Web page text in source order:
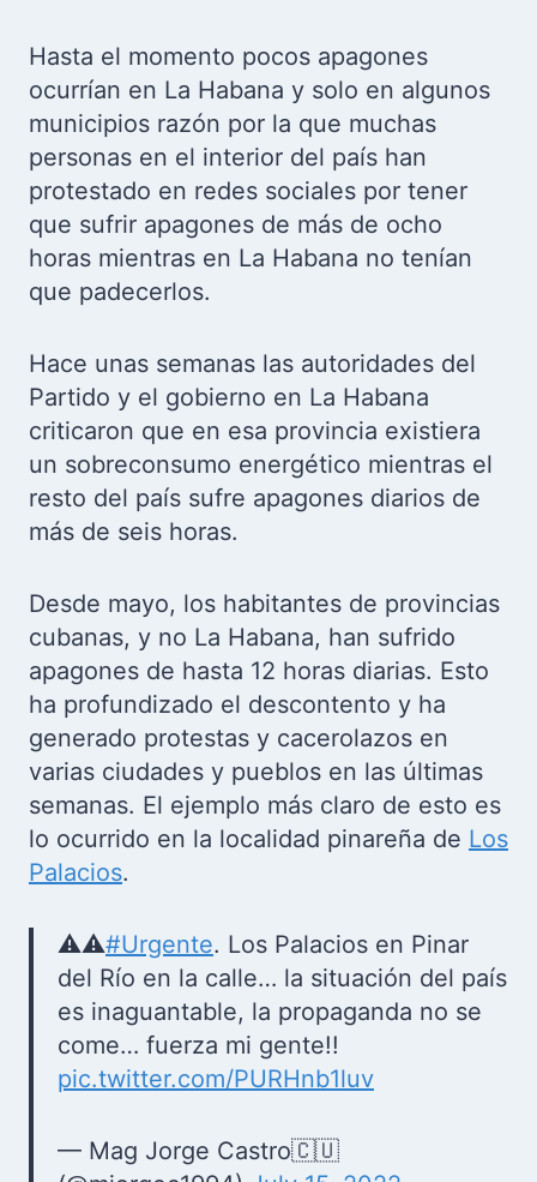
Hasta el momento pocos apagones
ocurrían en La Habana y solo en algunos
municipios razón por la que muchas
personas en el interior del país han
protestado en redes sociales por tener
que sufrir apagones de más de ocho
horas mientras en La Habana no tenían
que padecerlos.
Hace unas semanas las autoridades del
Partido y el gobierno en La Habana
criticaron que en esa provincia existiera
un sobreconsumo energético mientras el
resto del país sufre apagones diarios de
más de seis horas.
Desde mayo, los habitantes de provincias
cubanas, y no La Habana, han sufrido
apagones de hasta 12 horas diarias. Esto
ha profundizado el descontento y ha
generado protestas y cacerolazos en
varias ciudades y pueblos en las últimas
semanas. El ejemplo más claro de esto es
lo ocurrido en la localidad pinareña de Los
Palacios.
⚠️⚠️#Urgente. Los Palacios en Pinar
del Río en la calle… la situación del país
es inaguantable, la propaganda no se
come… fuerza mi gente!!
pic.twitter.com/PURHnb1luv
— Mag Jorge Castro🇨🇺